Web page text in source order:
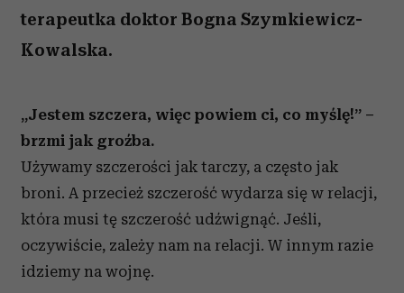
terapeutka doktor Bogna Szymkiewicz-
Kowalska.
„Jestem szczera, więc powiem ci, co myślę!” –
brzmi jak groźba.
Używamy szczerości jak tarczy, a często jak
broni. A przecież szczerość wydarza się w relacji,
która musi tę szczerość udźwignąć. Jeśli,
oczywiście, zależy nam na relacji. W innym razie
idziemy na wojnę.